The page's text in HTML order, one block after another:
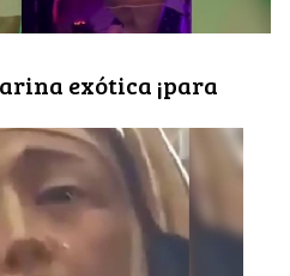
exótica ¡para